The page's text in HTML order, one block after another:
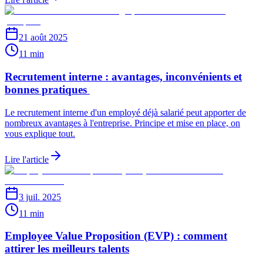
21 août 2025
11 min
Recrutement interne : avantages, inconvénients et
bonnes pratiques
Le recrutement interne d'un employé déjà salarié peut apporter de
nombreux avantages à l'entreprise. Principe et mise en place, on
vous explique tout.
Lire l'article
3 juil. 2025
11 min
Employee Value Proposition (EVP) : comment
attirer les meilleurs talents